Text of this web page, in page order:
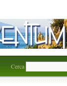
Cerca